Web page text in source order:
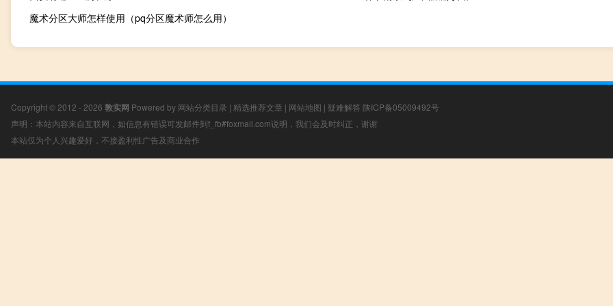
魔术分区大师怎样使用（pq分区魔术师怎么用）
Copyright © 2012 - 2026 敦实网 Powered by 网站分类目录 | 精选推荐文章 | 网站地图 | 疑难解答 陕ICP备05009492号
声明：本站内容来自互联网，如信息有错误可发邮件到f_fb#foxmail.com说明，我们会及时纠正，谢谢
本站仅为个人兴趣爱好，不接盈利性广告及商业合作